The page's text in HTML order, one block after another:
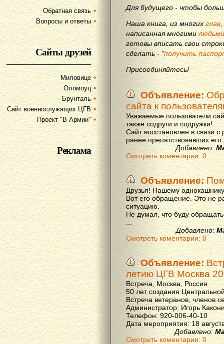
Обратная связь
Вопросы и ответы
Сайты друзей
Миловице
Оломоуц
Брунталь
Сайт военнослужащих ЦГВ
Проект "В Армии"
Реклама
Для будущего - чтобы
Наша книга, из многихглав
написанная многимилюдьми
готовы вписать свои
сделать - "получить
Присоединяйтесь!
Объявление:
сайта к
Уважаемые пользователи
также содруги и содружки!
Сайт восстановлен в связи
ранее препятствовавших
Добавлено:
Смотреть коментарии: 0
Объявление:
Друзья! Нашему
Вот его обращение. Это не
ситуацию.
Не думал, что буду
Добавлено:
Смотреть коментарии: 0
Объявление:
летию ЦГВ Москва
Встреча, Москва, Россия
50 лет создания
Встреча ветеранов, членов
Администратор: Игорь
Телефон: 920-006-40-10
Дата мероприятия: 18
Добавлено:
Смотреть коментарии: 0